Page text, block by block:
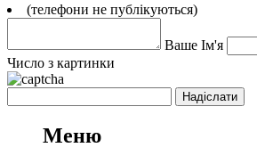
(телефони не публікуються)
Ваше Ім'я
Число з картинки
Меню